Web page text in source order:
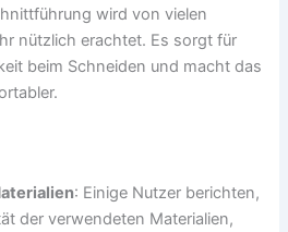
wird von vielen
nützlich erachtet. Es sorgt für
beim Schneiden und macht das
: Einige Nutzer berichten,
der verwendeten Materialien,